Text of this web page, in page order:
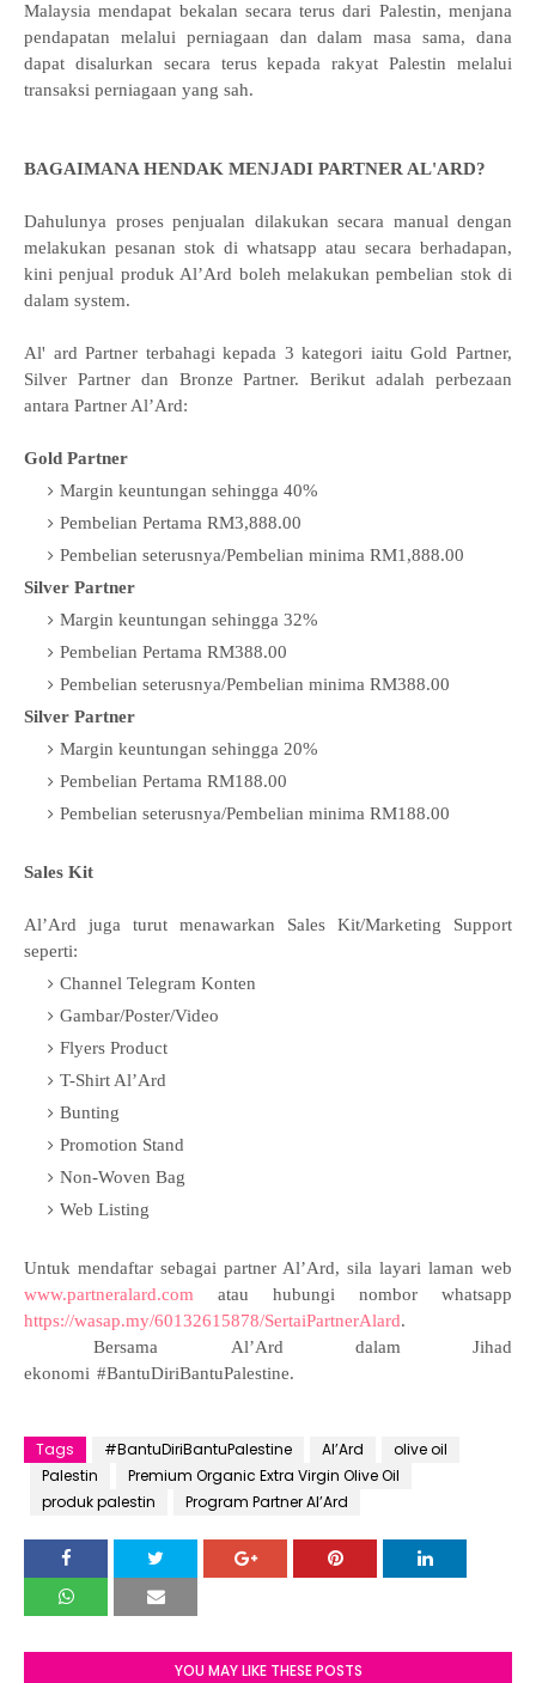
Malaysia mendapat bekalan secara terus dari Palestin, menjana
pendapatan melalui perniagaan dan dalam masa sama, dana
dapat disalurkan secara terus kepada rakyat Palestin melalui
transaksi perniagaan yang sah.
BAGAIMANA HENDAK MENJADI PARTNER AL'ARD?
Dahulunya proses penjualan dilakukan secara manual dengan
melakukan pesanan stok di whatsapp atau secara berhadapan,
kini penjual produk Al’Ard boleh melakukan pembelian stok di
dalam system.
Al' ard Partner terbahagi kepada 3 kategori iaitu Gold Partner,
Silver Partner dan Bronze Partner. Berikut adalah perbezaan
antara Partner Al’Ard:
Gold Partner
Margin keuntungan sehingga 40%
Pembelian Pertama RM3,888.00
Pembelian seterusnya/Pembelian minima RM1,888.00
Silver Partner
Margin keuntungan sehingga 32%
Pembelian Pertama RM388.00
Pembelian seterusnya/Pembelian minima RM388.00
Silver Partner
Margin keuntungan sehingga 20%
Pembelian Pertama RM188.00
Pembelian seterusnya/Pembelian minima RM188.00
Sales Kit
Al’Ard juga turut menawarkan Sales Kit/Marketing Support
seperti:
Channel Telegram Konten
Gambar/Poster/Video
Flyers Product
T-Shirt Al’Ard
Bunting
Promotion Stand
Non-Woven Bag
Web Listing
Untuk mendaftar sebagai partner Al’Ard, sila layari laman web
www.partneralard.com atau hubungi nombor whatsapp
https://wasap.my/60132615878/SertaiPartnerAlard.
Bersama Al’Ard dalam Jihad
ekonomi #BantuDiriBantuPalestine.
Tags #BantuDiriBantuPalestine Al’Ard
olive oil
Palestin
Premium Organic Extra Virgin Olive Oil
produk palestin
Program Partner Al’Ard
YOU MAY LIKE THESE POSTS